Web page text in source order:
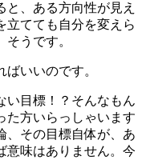
と、ある方向性が見え
立てても自分を変えら
うです。
ばいいのです。
い目標！？そんなもん
た方いらっしゃいます
、その目標自体が、あ
意味はありません。今